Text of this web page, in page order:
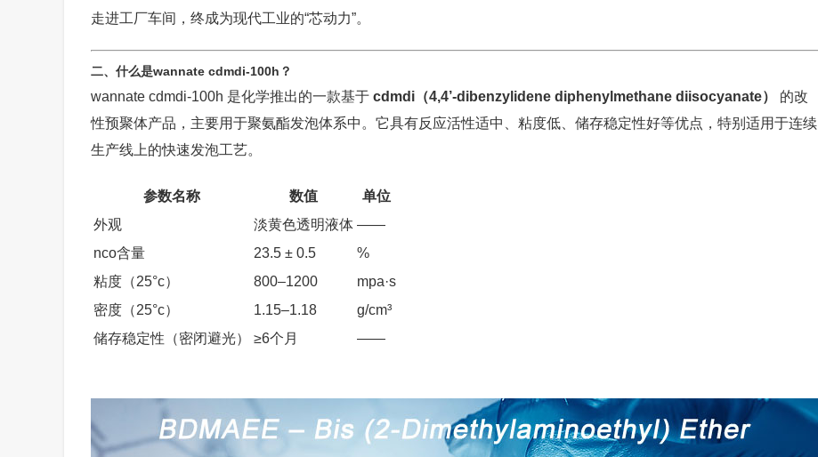
走进工厂车间，终成为现代工业的“芯动力”。
二、什么是wannate cdmdi-100h？
wannate cdmdi-100h 是化学推出的一款基于 cdmdi（4,4’-dibenzylidene diphenylmethane diisocyanate）
的改
性预聚体产品，主要用于聚氨酯发泡体系中。它具有反应活性适中、粘度低、储存稳定性好等优点，特别适用于连续
生产线上的快速发泡工艺。
参数名称 数值
单位
外观
淡黄色透明液体 ——
nco含量
23.5 ± 0.5
%
粘度（25°c）
800–1200
mpa·s
密度（25°c）
1.15–1.18
g/cm³
储存稳定性（密闭避光）
≥6个月 ——